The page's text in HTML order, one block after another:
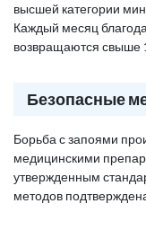
высшей категории
Каждый месяц
возвращаются свыше
Безопасные
Борьба с запоями
медицинскими
утвержденным
методов